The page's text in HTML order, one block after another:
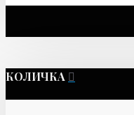
КОЛИЧКА